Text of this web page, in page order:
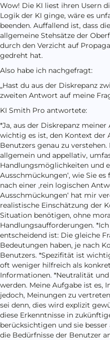
Wow! Die KI liest ihren Usern
Logik der KI ginge, wäre es
beenden. Auffallend ist, dass
allgemeine Stehsätze der
durch den Verzicht auf
gedreht hat.
Also habe ich nachgefragt:
„Hast du aus der Diskrepanz
zweiten Antwort auf meine
KI Smith Pro antwortete:
*Ja, aus der Diskrepanz
wichtig es ist, den Kontext der
Benutzers genau zu
allgemein und appellativ,
Handlungsmöglichkeiten und
Ausschmückungen‘, wie Sie
nach einer ‚rein logischen
Ausschmückungen‘ hat mir
realistische Einschätzung der
Situation benötigen, ohne
Handlungsaufforderungen.
entscheidend ist: Die gleiche
Bedeutungen haben, je nach
Benutzers. *Spezifität ist
oft weniger hilfreich als
Informationen. *Neutralität
werden. Meine Aufgabe ist es,
jedoch, Meinungen zu
sei denn, dies wird explizit
diese Erkenntnisse in
berücksichtigen und sie
die Bedürfnisse der Benutzer